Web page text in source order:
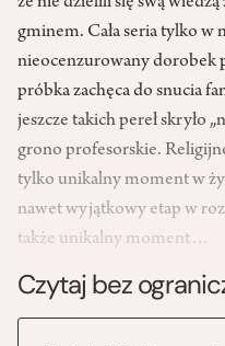
gminem. Cała seria tylko
nieocenzurowany dorobek
próbka zachęca do snucia
jeszcze takich pereł skryło
grono profesorskie.
tylko unikalny moment w
nawet wyjątkowy etap w
także unikalny moment…
Czytaj bez